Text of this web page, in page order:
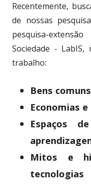
Recentemente,
de nossas
pesquisa-
Sociedade -
trabalho:
Bens
Economias
Espaços
Mitos e
tecnologias